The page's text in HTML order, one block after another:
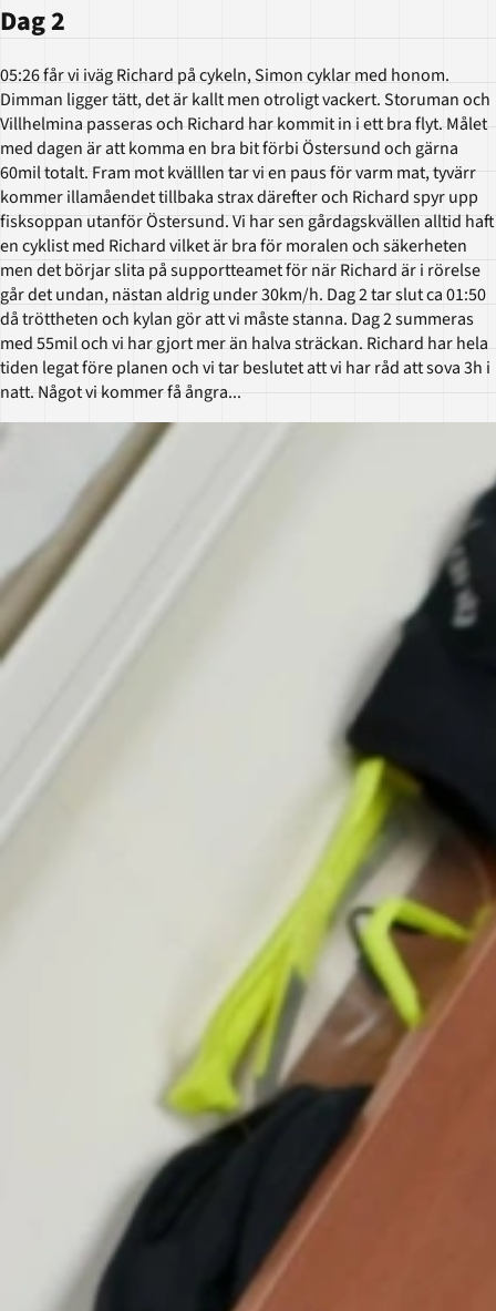
Dag 2
05:26 får vi iväg Richard på cykeln, Simon cyklar med honom.
Dimman ligger tätt, det är kallt men otroligt vackert. Storuman och
Villhelmina passeras och Richard har kommit in i ett bra flyt. Målet
med dagen är att komma en bra bit förbi Östersund och gärna
60mil totalt. Fram mot kvälllen tar vi en paus för varm mat, tyvärr
kommer illamåendet tillbaka strax därefter och Richard spyr upp
fisksoppan utanför Östersund. Vi har sen gårdagskvällen alltid haft
en cyklist med Richard vilket är bra för moralen och säkerheten
men det börjar slita på supportteamet för när Richard är i rörelse
går det undan, nästan aldrig under 30km/h. Dag 2 tar slut ca 01:50
då tröttheten och kylan gör att vi måste stanna. Dag 2 summeras
med 55mil och vi har gjort mer än halva sträckan. Richard har hela
tiden legat före planen och vi tar beslutet att vi har råd att sova 3h i
natt. Något vi kommer få ångra...